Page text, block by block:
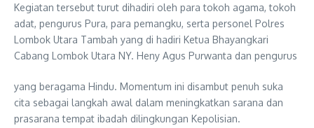
Kegiatan tersebut turut dihadiri oleh para tokoh agama, tokoh
adat, pengurus Pura, para pemangku, serta personel Polres
Lombok Utara Tambah yang di hadiri Ketua Bhayangkari
Cabang Lombok Utara NY. Heny Agus Purwanta dan pengurus
yang beragama Hindu. Momentum ini disambut penuh suka
cita sebagai langkah awal dalam meningkatkan sarana dan
prasarana tempat ibadah dilingkungan Kepolisian.